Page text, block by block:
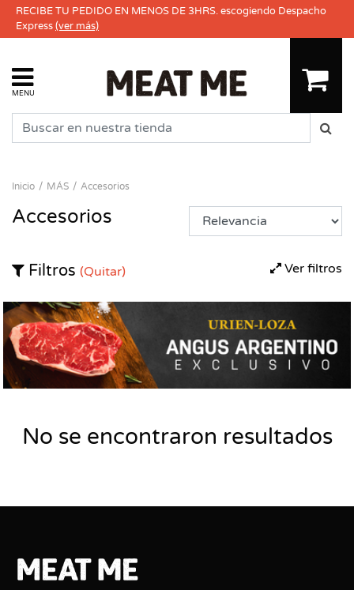
RECIBE TU PEDIDO EN MENOS DE 3HRS. escogiendo Despacho
Express(ver más)
MENU
Inicio MÁS Accesorios
Accesorios
Ver filtros
Filtros (Quitar)
No se encontraron resultados